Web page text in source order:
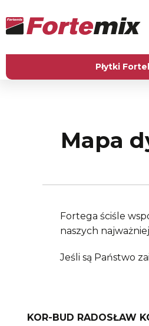
Płytki
Mapa
Fortega ściśle
naszych
Jeśli są Państwo
KOR-BUD RADOSŁAW